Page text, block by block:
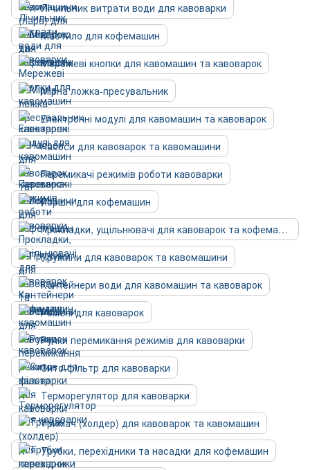
Лічильник витрати води для кавоварки
Мастило для кофемашин
Мережеві кнопки для кавомашин та кавоварок
Мірна ложка-пресувальник
Електронні модулі для кавомашин та кавоварок
Насоси для кавоварок та кавомашини
Перемикачі режимів роботи кавоварки
Поршні для кофемашин
Прокладки, ущільнювачі для кавоварок та кофемашин
Пружини для кавоварок та кавомашини
Контейнери води для кавомашин та кавоварок
Ремені для кавоварок
Ручки перемикання режимів для кавоварки
Сито-фільтр для кавоварки
Терморегулятор для кавоварки
Тримач (холдер) для кавоварок та кавомашин
Трубки, перехідники та насадки для кофемашин